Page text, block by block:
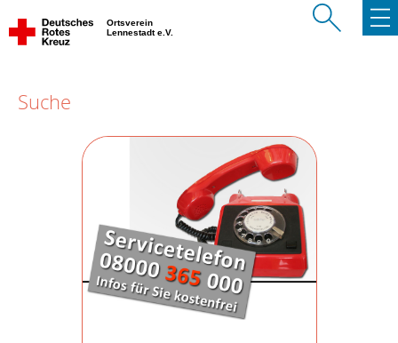
Ortsverein
Lennestadt e.V.
Suche